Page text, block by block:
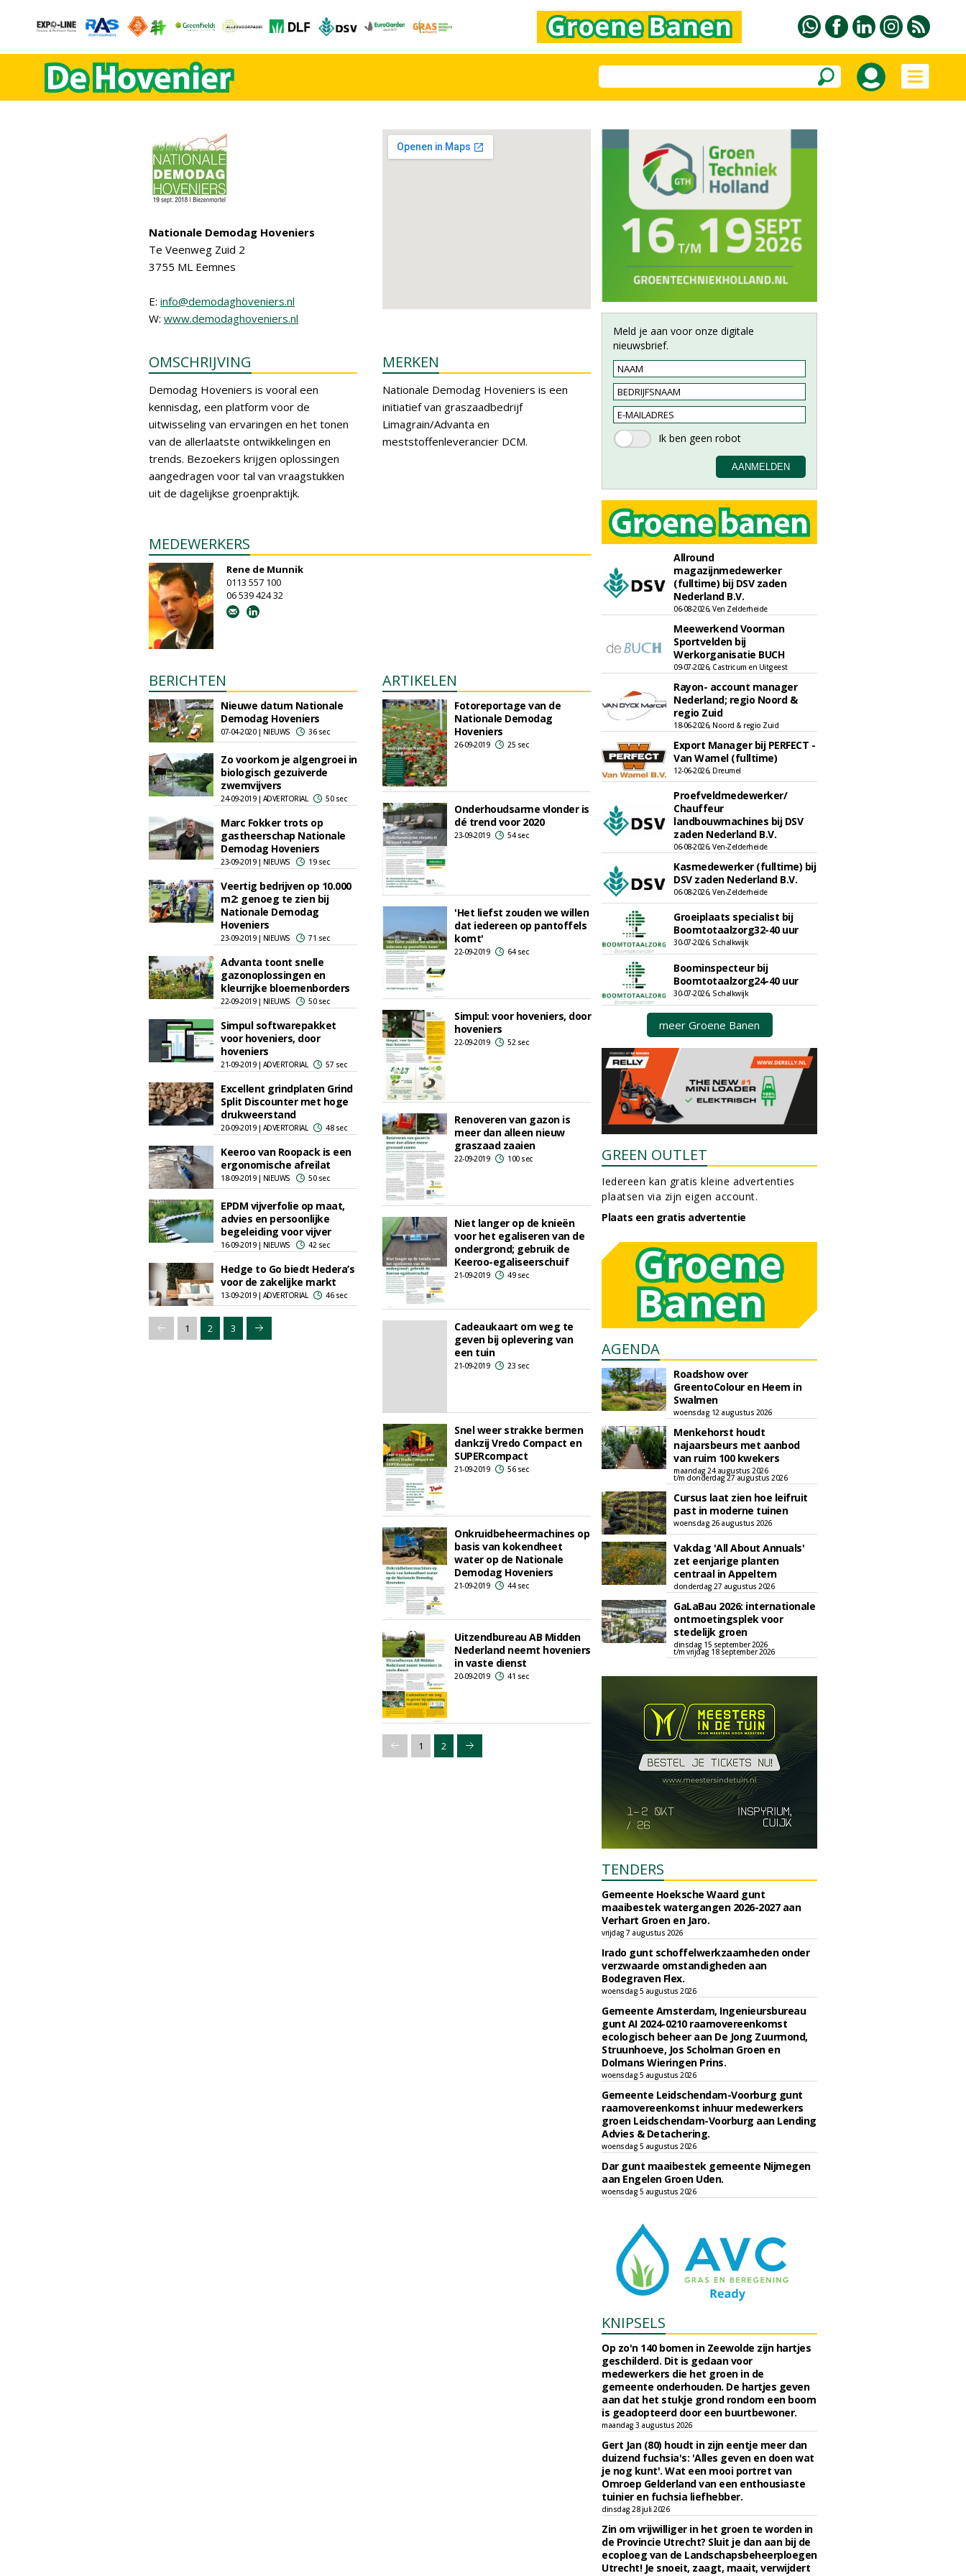
Nationale Demodag Hoveniers
Te Veenweg Zuid 2
3755 ML Eemnes
E: info@demodaghoveniers.nl
W: www.demodaghoveniers.nl
OMSCHRIJVING
Demodag Hoveniers is vooral een
kennisdag, een platform voor de
uitwisseling van ervaringen en het tonen
van de allerlaatste ontwikkelingen en
trends. Bezoekers krijgen oplossingen
aangedragen voor tal van vraagstukken
uit de dagelijkse groenpraktijk.
MERKEN
Nationale Demodag Hoveniers is een
initiatief van graszaadbedrijf
Limagrain/Advanta en
meststoffenleverancier DCM.
MEDEWERKERS
Rene de Munnik
0113 557 100
06 539 424 32
BERICHTEN
Nieuwe datum Nationale
Demodag Hoveniers
07-04-2020 | NIEUWS 36 sec
Zo voorkom je algengroei in
biologisch gezuiverde
zwemvijvers
24-09-2019 | ADVERTORIAL 50 sec
Marc Fokker trots op
gastheerschap Nationale
Demodag Hoveniers
23-09-2019 | NIEUWS 19 sec
Veertig bedrijven op 10.000
m2: genoeg te zien bij
Nationale Demodag
Hoveniers
23-09-2019 | NIEUWS 71 sec
Advanta toont snelle
gazonoplossingen en
kleurrijke bloemenborders
22-09-2019 | NIEUWS 50 sec
Simpul softwarepakket
voor hoveniers, door
hoveniers
21-09-2019 | ADVERTORIAL 57 sec
Excellent grindplaten Grind
Split Discounter met hoge
drukweerstand
20-09-2019 | ADVERTORIAL 48 sec
Keeroo van Roopack is een
ergonomische afreilat
18-09-2019 | NIEUWS 50 sec
EPDM vijverfolie op maat,
advies en persoonlijke
begeleiding voor vijver
16-09-2019 | NIEUWS 42 sec
Hedge to Go biedt Hedera’s
voor de zakelijke markt
13-09-2019 | ADVERTORIAL 46 sec
1 2 3
ARTIKELEN
Fotoreportage van de
Nationale Demodag
Hoveniers
26-09-2019 25 sec
Onderhoudsarme vlonder is
dé trend voor 2020
23-09-2019 54 sec
'Het liefst zouden we willen
dat iedereen op pantoffels
komt'
22-09-2019 64 sec
Simpul: voor hoveniers, door
hoveniers
22-09-2019 52 sec
Renoveren van gazon is
meer dan alleen nieuw
graszaad zaaien
22-09-2019 100 sec
Niet langer op de knieën
voor het egaliseren van de
ondergrond; gebruik de
Keeroo-egaliseerschuif
21-09-2019 49 sec
Cadeaukaart om weg te
geven bij oplevering van
een tuin
21-09-2019 23 sec
Snel weer strakke bermen
dankzij Vredo Compact en
SUPERcompact
21-09-2019 56 sec
Onkruidbeheermachines op
basis van kokendheet
water op de Nationale
Demodag Hoveniers
21-09-2019 44 sec
Uitzendbureau AB Midden
Nederland neemt hoveniers
in vaste dienst
20-09-2019 41 sec
1 2
Meld je aan voor onze digitale
nieuwsbrief.
Allround
magazijnmedewerker
(fulltime) bij DSV zaden
Nederland B.V.
06-08-2026, Ven Zelderheide
Meewerkend Voorman
Sportvelden bij
Werkorganisatie BUCH
09-07-2026, Castricum en Uitgeest
Rayon- account manager
Nederland; regio Noord &
regio Zuid
18-06-2026, Noord & regio Zuid
Export Manager bij PERFECT -
Van Wamel (fulltime)
12-06-2026, Dreumel
Proefveldmedewerker/
Chauffeur
landbouwmachines bij DSV
zaden Nederland B.V.
06-08-2026, Ven-Zelderheide
Kasmedewerker (fulltime) bij
DSV zaden Nederland B.V.
06-08-2026, Ven-Zelderheide
Groeiplaats specialist bij
Boomtotaalzorg32-40 uur
30-07-2026, Schalkwijk
Boominspecteur bij
Boomtotaalzorg24-40 uur
30-07-2026, Schalkwijk
meer Groene Banen
GREEN OUTLET
Iedereen kan gratis kleine advertenties
plaatsen via zijn eigen account.
Plaats een gratis advertentie
AGENDA
Roadshow over
GreentoColour en Heem in
Swalmen
woensdag 12 augustus 2026
Menkehorst houdt
najaarsbeurs met aanbod
van ruim 100 kwekers
maandag 24 augustus 2026
t/m donderdag 27 augustus 2026
Cursus laat zien hoe leifruit
past in moderne tuinen
woensdag 26 augustus 2026
Vakdag 'All About Annuals'
zet eenjarige planten
centraal in Appeltern
donderdag 27 augustus 2026
GaLaBau 2026: internationale
ontmoetingsplek voor
stedelijk groen
dinsdag 15 september 2026
t/m vrijdag 18 september 2026
TENDERS
Gemeente Hoeksche Waard gunt
maaibestek watergangen 2026-2027 aan
Verhart Groen en Jaro.
vrijdag 7 augustus 2026
Irado gunt schoffelwerkzaamheden onder
verzwaarde omstandigheden aan
Bodegraven Flex.
woensdag 5 augustus 2026
Gemeente Amsterdam, Ingenieursbureau
gunt AI 2024-0210 raamovereenkomst
ecologisch beheer aan De Jong Zuurmond,
Struunhoeve, Jos Scholman Groen en
Dolmans Wieringen Prins.
woensdag 5 augustus 2026
Gemeente Leidschendam-Voorburg gunt
raamovereenkomst inhuur medewerkers
groen Leidschendam-Voorburg aan Lending
Advies & Detachering.
woensdag 5 augustus 2026
Dar gunt maaibestek gemeente Nijmegen
aan Engelen Groen Uden.
woensdag 5 augustus 2026
KNIPSELS
Op zo'n 140 bomen in Zeewolde zijn hartjes
geschilderd. Dit is gedaan voor
medewerkers die het groen in de
gemeente onderhouden. De hartjes geven
aan dat het stukje grond rondom een boom
is geadopteerd door een buurtbewoner.
maandag 3 augustus 2026
Gert Jan (80) houdt in zijn eentje meer dan
duizend fuchsia's: 'Alles geven en doen wat
je nog kunt'. Wat een mooi portret van
Omroep Gelderland van een enthousiaste
tuinier en fuchsia liefhebber.
dinsdag 28 juli 2026
Zin om vrijwilliger in het groen te worden in
de Provincie Utrecht? Sluit je dan aan bij de
ecoploeg van de Landschapsbeheerploegen
Utrecht! Je snoeit, zaagt, maait, verwijdert